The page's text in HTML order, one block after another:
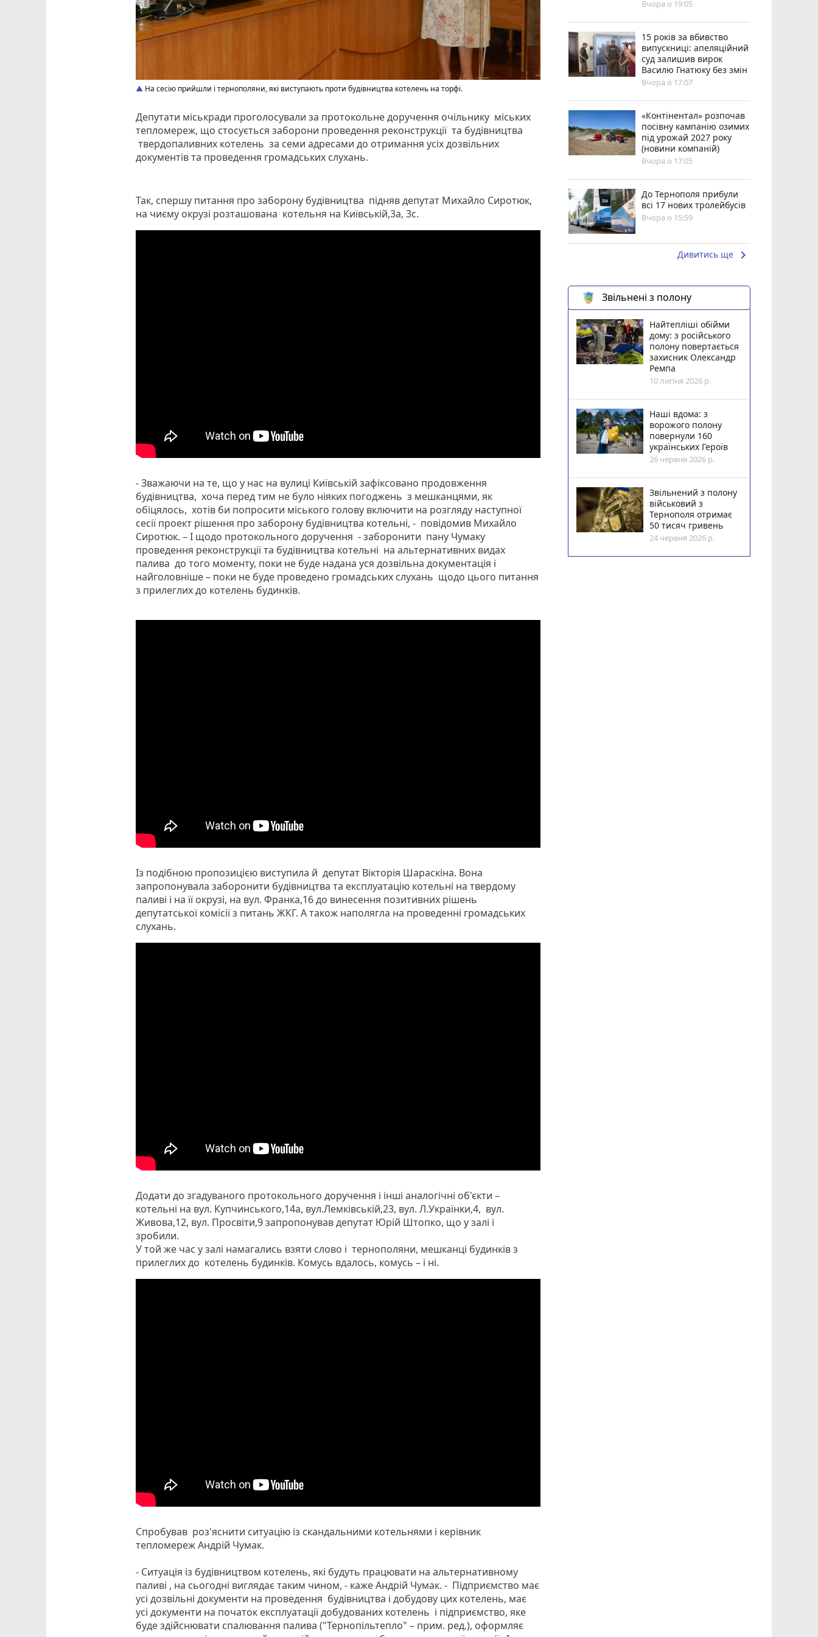
На сесію прийшли і тернополяни, які виступають проти будівництва котелень на торфі.
Депутати міськради проголосували за протокольне доручення очільнику міських
тепломереж, що стосується заборони проведення реконструкції та будівництва
твердопаливних котелень за семи адресами до отримання усіх дозвільних
документів та проведення громадських слухань.
Так, спершу питання про заборону будівництва підняв депутат Михайло Сиротюк,
на чиєму окрузі розташована котельня на Київській,3а, 3с.
- Зважаючи на те, що у нас на вулиці Київській зафіксовано продовження
будівництва, хоча перед тим не було ніяких погоджень з мешканцями, як
обіцялось, хотів би попросити міського голову включити на розгляду наступної
сесії проект рішення про заборону будівництва котельні, - повідомив Михайло
Сиротюк. – І щодо протокольного доручення - заборонити пану Чумаку
проведення реконструкції та будівництва котельні на альтернативних видах
палива до того моменту, поки не буде надана уся дозвільна документація і
найголовніше – поки не буде проведено громадських слухань щодо цього питання
з прилеглих до котелень будинків.
Із подібною пропозицією виступила й депутат Вікторія Шараскіна. Вона
запропонувала заборонити будівництва та експлуатацію котельні на твердому
паливі і на її окрузі, на вул. Франка,16 до винесення позитивних рішень
депутатської комісії з питань ЖКГ. А також наполягла на проведенні громадських
слухань.
Додати до згадуваного протокольного доручення і інші аналогічні об'єкти –
котельні на вул. Купчинського,14а, вул.Лемківській,23, вул. Л.Українки,4, вул.
Живова,12, вул. Просвіти,9 запропонував депутат Юрій Штопко, що у залі і
зробили.
У той же час у залі намагались взяти слово і тернополяни, мешканці будинків з
прилеглих до котелень будинків. Комусь вдалось, комусь – і ні.
Спробував роз'яснити ситуацію із скандальними котельнями і керівник
тепломереж Андрій Чумак.
- Ситуація із будівництвом котелень, які будуть працювати на альтернативному
паливі , на сьогодні виглядає таким чином, - каже Андрій Чумак. - Підприємство має
усі дозвільні документи на проведення будівництва і добудову цих котелень, має
усі документи на початок експлуатації добудованих котелень і підприємство, яке
буде здійснювати спалювання палива ("Тернопільтепло" – прим. ред.), оформляє
Вчора о 19:05
15 років за вбивство
випускниці: апеляційний
суд залишив вирок
Василю Гнатюку без змін
Вчора о 17:07
«Контінентал» розпочав
посівну кампанію озимих
під урожай 2027 року
(новини компаній)
Вчора о 17:05
До Тернополя прибули
всі 17 нових тролейбусів
Вчора о 15:59
Дивитись ще keyboard_arrow_right
Звільнені з полону
Найтепліші обійми
дому: з російського
полону повертається
захисник Олександр
Ремпа
10 липня 2026 р.
Наші вдома: з
ворожого полону
повернули 160
українських Героїв
26 червня 2026 р.
Звільнений з полону
військовий з
Тернополя отримає
50 тисяч гривень
24 червня 2026 р.